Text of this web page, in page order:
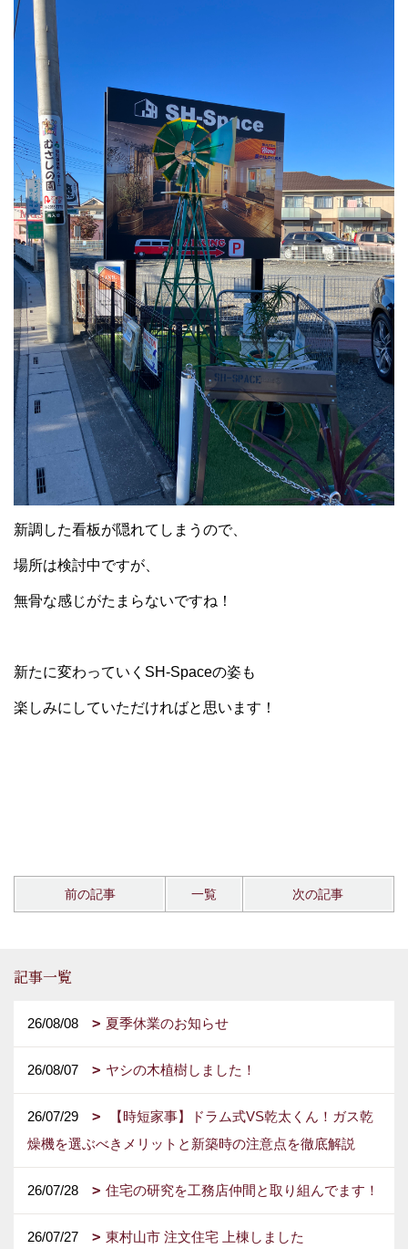
新調した看板が隠れてしまうので、
場所は検討中ですが、
無骨な感じがたまらないですね！
新たに変わっていくSH-Spaceの姿も
楽しみにしていただければと思います！
前の記事 一覧 次の記事
記事一覧
26/08/08 夏季休業のお知らせ
26/08/07 ヤシの木植樹しました！
26/07/29
【時短家事】ドラム式VS乾太くん！ガス乾
燥機を選ぶべきメリットと新築時の注意点を徹底解説
26/07/28 住宅の研究を工務店仲間と取り組んでます！
26/07/27 東村山市 注文住宅 上棟しました